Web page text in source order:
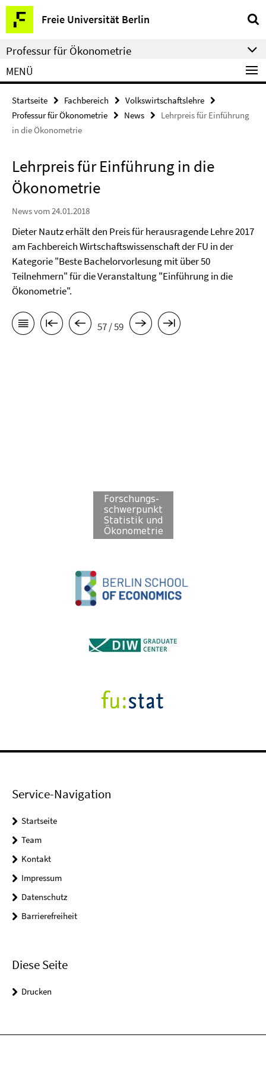
Springe
direkt
zu
Inhalt
Freie Universität Berlin
Service-
Navigation
Professur für Ökonometrie
MENÜ
Startseite Fachbereich
Volkswirtschaftslehre
Professur für Ökonometrie
News
Lehrpreis für Einführung
in die Ökonometrie
Lehrpreis für Einführung in die
Ökonometrie
News vom 24.01.2018
Dieter Nautz erhält den Preis für herausragende Lehre 2017
am Fachbereich Wirtschaftswissenschaft der FU in der
Kategorie "Beste Bachelorvorlesung mit über 50
Teilnehmern" für die Veranstaltung "Einführung in die
Ökonometrie".
57 / 59
Service-Navigation
Startseite
Team
Kontakt
Impressum
Datenschutz
Barrierefreiheit
Diese Seite
Drucken